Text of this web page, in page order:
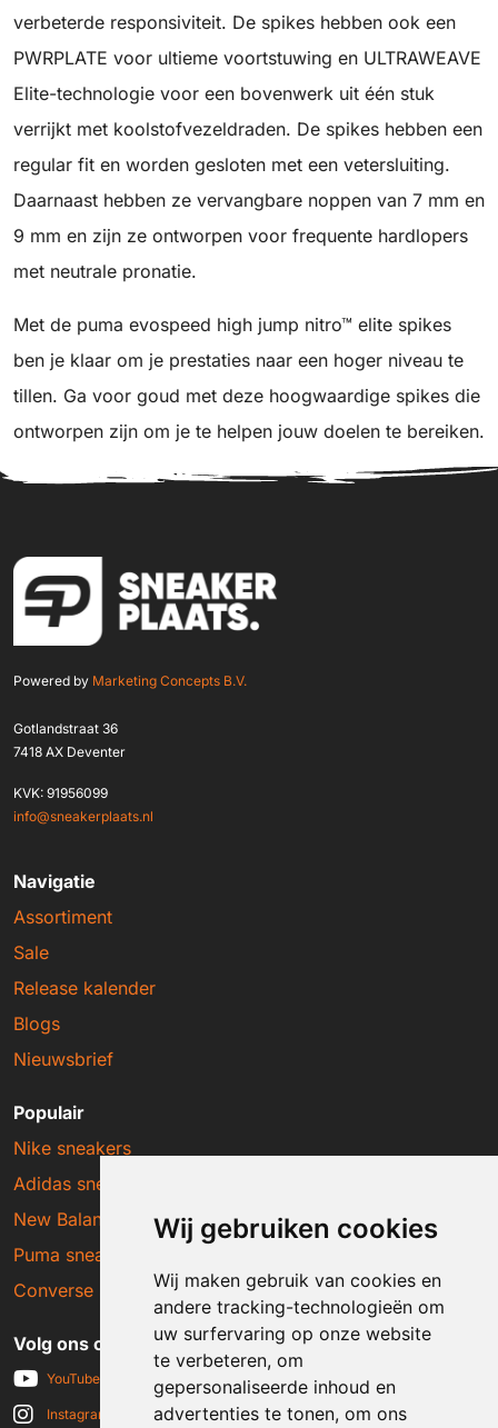
Wij gebruiken cookies
Wij maken gebruik van cookies en
andere tracking-technologieën om
uw surfervaring op onze website
te verbeteren, om
gepersonaliseerde inhoud en
advertenties te tonen, om ons
verbeterde responsiviteit. De spikes hebben ook een
PWRPLATE voor ultieme voortstuwing en ULTRAWEAVE
Elite-technologie voor een bovenwerk uit één stuk
verrijkt met koolstofvezeldraden. De spikes hebben een
regular fit en worden gesloten met een vetersluiting.
Daarnaast hebben ze vervangbare noppen van 7 mm en
9 mm en zijn ze ontworpen voor frequente hardlopers
met neutrale pronatie.
Met de puma evospeed high jump nitro™ elite spikes
ben je klaar om je prestaties naar een hoger niveau te
tillen. Ga voor goud met deze hoogwaardige spikes die
ontworpen zijn om je te helpen jouw doelen te bereiken.
Powered by Marketing Concepts B.V.
Gotlandstraat 36
7418 AX Deventer
KVK: 91956099
info@sneakerplaats.nl
Navigatie
Assortiment
Sale
Release kalender
Blogs
Nieuwsbrief
Populair
Nike sneakers
Adidas sneakers
New Balance sneakers
Puma sneakers
Converse sneakers
Volg ons op social media
YouTube
Instagram